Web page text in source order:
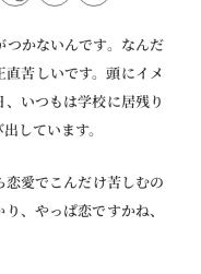
かないんです。なんだ
苦しいです。頭にイメ
いつもは学校に居残り
しています。
愛でこんだけ苦しむの
、やっぱ恋ですかね、